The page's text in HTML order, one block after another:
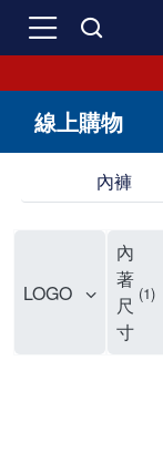
線上購物
內褲
LOGO
內
著
尺
寸
1